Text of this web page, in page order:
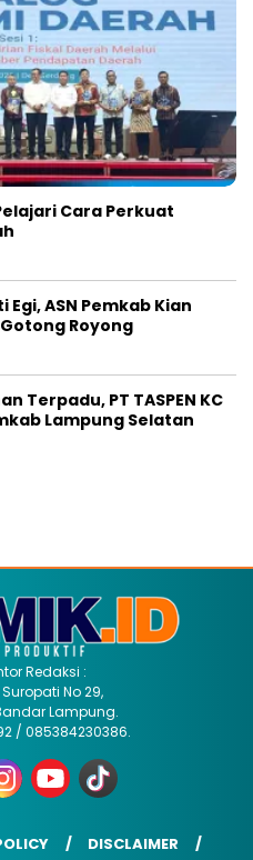
Cara Perkuat
ASN Pemkab Kian
Royong
Terpadu, PT TASPEN KC
Lampung Selatan
Redaksi :
No 29,
Lampung.
/ 085384230386.
DISCLAIMER